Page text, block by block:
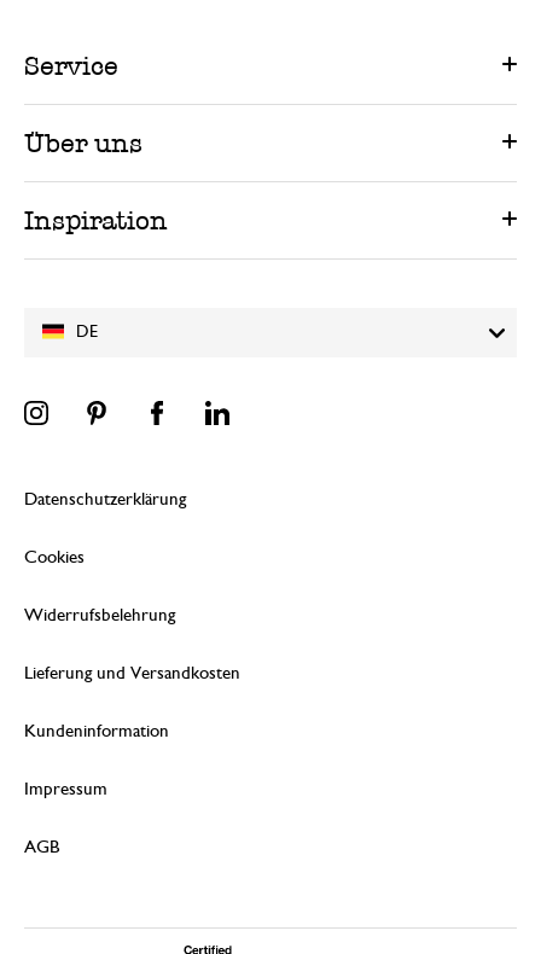
DE
Service
Über uns
Inspiration
Datenschutzerklärung
Cookies
Widerrufsbelehrung
Lieferung und Versandkosten
Kundeninformation
Impressum
AGB